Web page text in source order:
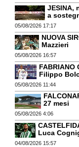
JESINA,
a
05/08/2026 17:17
NUOVA
Mazzieri
05/08/2026 16:57
FABRIANO
Filippo
05/08/2026 11:44
27 mesi
05/08/2026 4:06
Luca
04/08/2026 15:57